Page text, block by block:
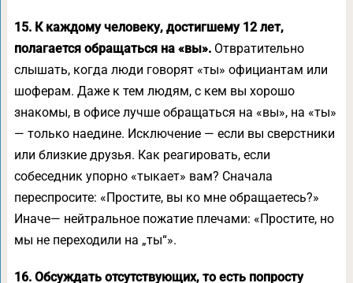
15. К каждому человеку, достигшему 12 лет,
полагается обращаться на «вы».Отвратительно
слышать, когда люди говорят «ты» официантам или
шоферам. Даже к тем людям, с кем вы хорошо
знакомы, в офисе лучше обращаться на «вы», на «ты»
— только наедине. Исключение — если вы сверстники
или близкие друзья. Как реагировать, если
собеседник упорно «тыкает» вам? Сначала
переспросите: «Простите, вы ко мне обращаетесь?»
Иначе— нейтральное пожатие плечами: «Простите, но
мы не переходили на „ты“».
16. Обсуждать отсутствующих, то есть попросту